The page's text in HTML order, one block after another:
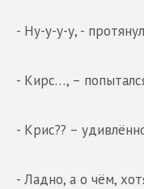
- Ну-у-у-у, -
- Кирс…, –
- Крис?? –
- Ладно, а о чём,